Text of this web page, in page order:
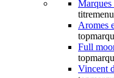
Marques
titremenu
Aromes
Full
Vincent